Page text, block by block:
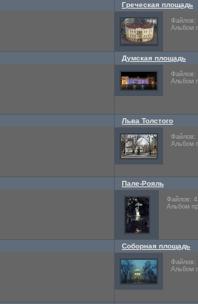
Греческая площадь
Файлов:
Альбом
Думская площадь
Файлов:
Альбом
Льва Толстого
Файлов:
Альбом
Пале-Рояль
Файлов:
Альбом
Соборная площадь
Файлов:
Альбом